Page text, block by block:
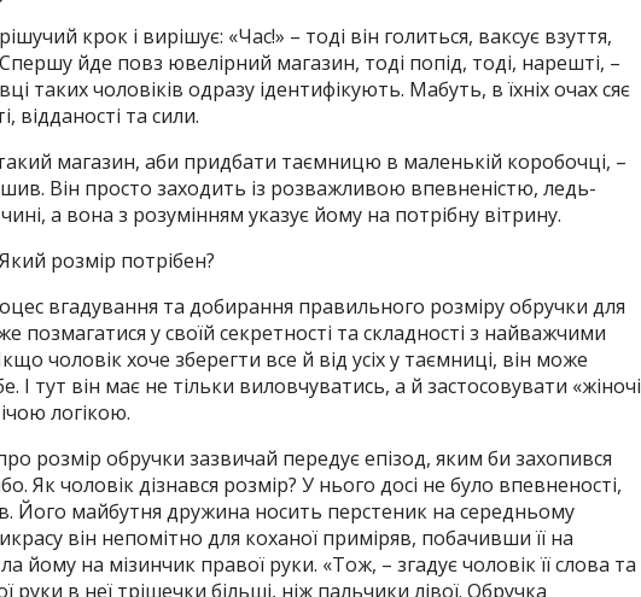
крок і вирішує: «Час!» – тоді він голиться, ваксує взуття,
йде повз ювелірний магазин, тоді попід, тоді, нарешті, –
таких чоловіків одразу ідентифікують. Мабуть, в їхніх очах сяє
відданості та сили.
магазин, аби придбати таємницю в маленькій коробочці, –
Він просто заходить із розважливою впевненістю, ледь-
а вона з розумінням указує йому на потрібну вітрину.
розмір потрібен?
вгадування та добирання правильного розміру обручки для
позмагатися у своїй секретності та складності з найважчими
чоловік хоче зберегти все й від усіх у таємниці, він може
І тут він має не тільки виловчуватись, а й застосовувати «жіночі
логікою.
розмір обручки зазвичай передує епізод, яким би захопився
Як чоловік дізнався розмір? У нього досі не було впевненості,
Його майбутня дружина носить перстеник на середньому
він непомітно для коханої приміряв, побачивши її на
йому на мізинчик правої руки. «Тож, – згадує чоловік її слова та
руки в неї трішечки більші, ніж пальчики лівої. Обручка